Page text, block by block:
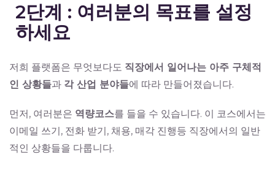
2단계 : 여러분의 목표를 설정
하세요
저희 플랫폼은 무엇보다도 직장에서 일어나는 아주 구체적
인 상황들과 각 산업 분야들에 따라 만들어졌습니다.
먼저, 여러분은 역량코스를 들을 수 있습니다. 이 코스에서는
이메일 쓰기, 전화 받기, 채용, 매각 진행등 직장에서의 일반
적인 상황들을 다룹니다.